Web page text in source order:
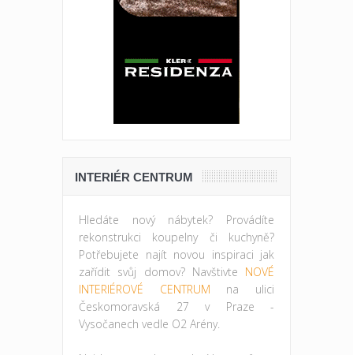
INTERIÉR CENTRUM
Hledáte nový nábytek? Provádíte
rekonstrukci koupelny či kuchyně?
Potřebujete najít novou inspiraci jak
zařídit svůj domov? Navštivte NOVÉ
INTERIÉROVÉ CENTRUM na ulici
Českomoravská 27 v Praze -
Vysočanech vedle O2 Arény.